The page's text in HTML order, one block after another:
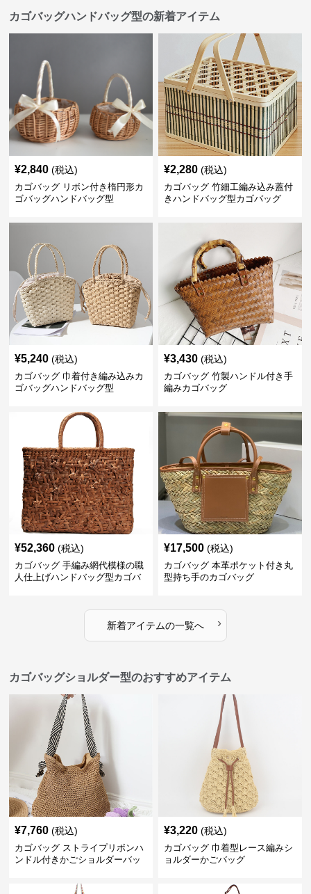
カゴバッグハンドバッグ型の新着アイテム
¥2,840 (税込)
カゴバッグ リボン付き楕円形カ
ゴバッグハンドバッグ型
¥2,280 (税込)
カゴバッグ 竹細工編み込み蓋付
きハンドバッグ型カゴバッグ
¥5,240 (税込)
カゴバッグ 巾着付き編み込みカ
ゴバッグハンドバッグ型
¥3,430 (税込)
カゴバッグ 竹製ハンドル付き手
編みカゴバッグ
¥52,360 (税込)
カゴバッグ 手編み網代模様の職
人仕上げハンドバッグ型カゴバ
¥17,500 (税込)
カゴバッグ 本革ポケット付き丸
型持ち手のカゴバッグ
新着アイテムの一覧へ ›
カゴバッグショルダー型のおすすめアイテム
¥7,760 (税込)
カゴバッグ ストライプリボンハ
ンドル付きかごショルダーバッ
¥3,220 (税込)
カゴバッグ 巾着型レース編みシ
ョルダーかごバッグ